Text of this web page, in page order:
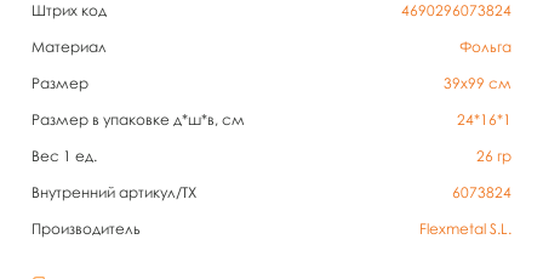
Штрих код
4690296073824
Материал
Фольга
Размер
39х99 см
Размер в упаковке д*ш*в, см
24*16*1
Вес 1 ед.
26 гр
Внутренний артикул/TX
6073824
Производитель
Flexmetal S.L.